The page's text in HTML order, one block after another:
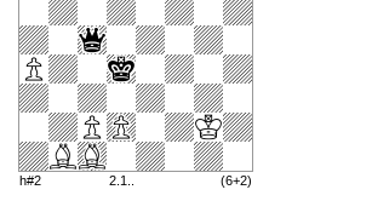
h#2 2.1.. (6+2)